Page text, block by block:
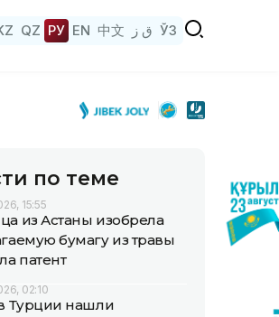
QZ РУ EN 中文 ق ز ЎЗ
по теме
15:55
из Астаны изобрела
бумагу из травы
патент
02:10
Турции нашли